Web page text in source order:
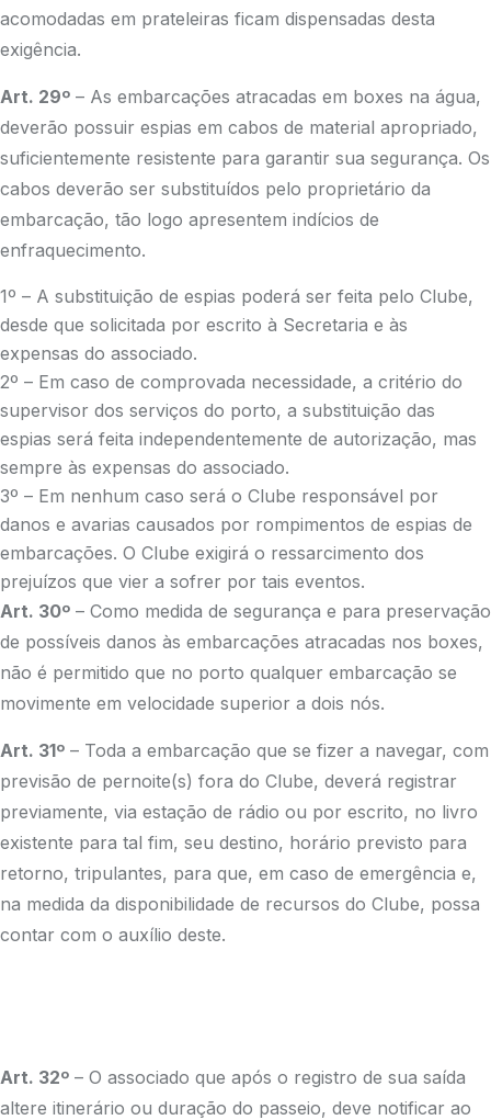
acomodadas em prateleiras ficam dispensadas desta
exigência.
Art. 29º – As embarcações atracadas em boxes na água,
deverão possuir espias em cabos de material apropriado,
suficientemente resistente para garantir sua segurança. Os
cabos deverão ser substituídos pelo proprietário da
embarcação, tão logo apresentem indícios de
enfraquecimento.
1º – A substituição de espias poderá ser feita pelo Clube,
desde que solicitada por escrito à Secretaria e às
expensas do associado.
2º – Em caso de comprovada necessidade, a critério do
supervisor dos serviços do porto, a substituição das
espias será feita independentemente de autorização, mas
sempre às expensas do associado.
3º – Em nenhum caso será o Clube responsável por
danos e avarias causados por rompimentos de espias de
embarcações. O Clube exigirá o ressarcimento dos
prejuízos que vier a sofrer por tais eventos.
Art. 30º – Como medida de segurança e para preservação
de possíveis danos às embarcações atracadas nos boxes,
não é permitido que no porto qualquer embarcação se
movimente em velocidade superior a dois nós.
Art. 31º – Toda a embarcação que se fizer a navegar, com
previsão de pernoite(s) fora do Clube, deverá registrar
previamente, via estação de rádio ou por escrito, no livro
existente para tal fim, seu destino, horário previsto para
retorno, tripulantes, para que, em caso de emergência e,
na medida da disponibilidade de recursos do Clube, possa
contar com o auxílio deste.
Art. 32º – O associado que após o registro de sua saída
altere itinerário ou duração do passeio, deve notificar ao